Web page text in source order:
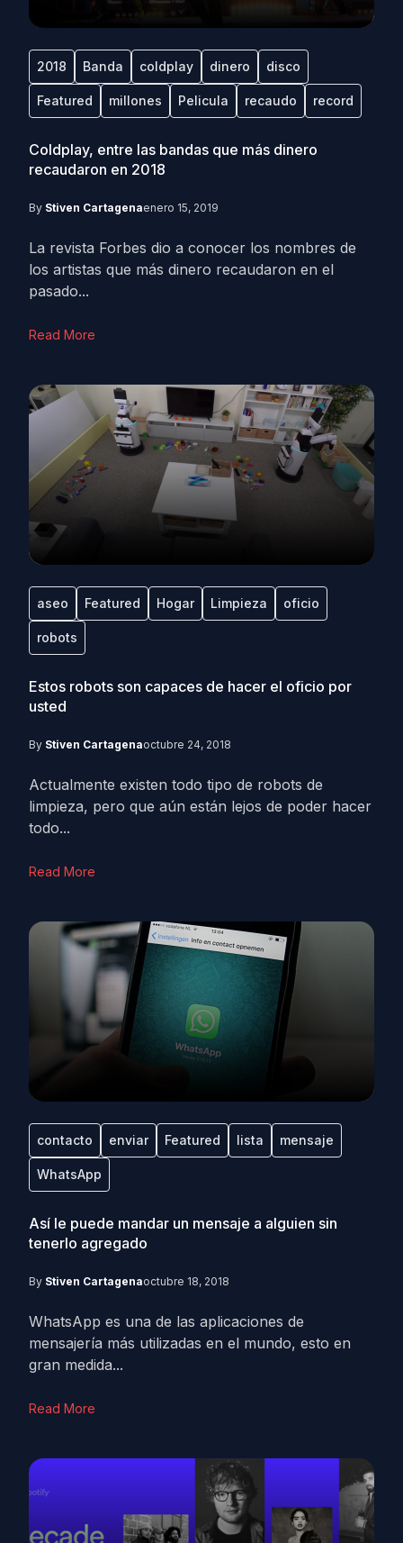
2018 Banda coldplay dinero disco
Featured millones Pelicula recaudo record
Coldplay, entre las bandas que más dinero
recaudaron en 2018
By Stiven Cartagenaenero 15, 2019
La revista Forbes dio a conocer los nombres de
los artistas que más dinero recaudaron en el
pasado...
Read More
aseo Featured Hogar Limpieza oficio
robots
Estos robots son capaces de hacer el oficio por
usted
By Stiven Cartagenaoctubre 24, 2018
Actualmente existen todo tipo de robots de
limpieza, pero que aún están lejos de poder hacer
todo...
Read More
contacto enviar Featured lista mensaje
WhatsApp
Así le puede mandar un mensaje a alguien sin
tenerlo agregado
By Stiven Cartagenaoctubre 18, 2018
WhatsApp es una de las aplicaciones de
mensajería más utilizadas en el mundo, esto en
gran medida...
Read More